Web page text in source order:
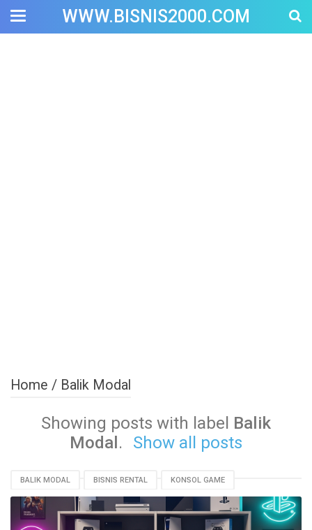
WWW.BISNIS2000.COM
Home / Balik Modal
Showing posts with label Balik
Modal . Show all posts
BALIK MODAL BISNIS RENTAL KONSOL GAME
MODAL USAHA PLAYBOX PS3 PS4 TIPS BISNIS
USAHA KECIL